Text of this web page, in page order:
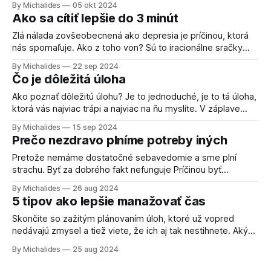
vytvárame. O tom ako zachovať pokoj aj vo vypätých
situáciách, sa veľmi dobre hovorí, ale trochu ťažšie sa to
vykoná. Môj
By Michalides 05 okt 2024
Ako sa cítiť lepšie do 3 minút
Zlá nálada zovšeobecnená ako depresia je príčinou, ktorá
nás spomaľuje. Ako z toho von? Sú to iracionálne sračky
Uvedomiť si, že nálada, ktorú máme, je tu len teraz
neznamená, že to bude aj zajtra. Neznamená, že to bude o
5 minút
By Michalides 22 sep 2024
Čo je dôležitá úloha
Ako poznať dôležitú úlohu? Je to jednoduché, je to tá úloha,
ktorá vás najviac trápi a najviac na ňu myslíte. V záplave
iných čiastkových vecí, je to práve tá úloha, ktorú treba
vyriešiť ako prvú alebo čím skôr. V minulosti som bol
notorickým
By Michalides 15 sep 2024
Prečo nezdravo plníme potreby iných
Pretože nemáme dostatočné sebavedomie a sme plní
strachu. Byť za dobrého fakt nefunguje Príčinou byť
plníme potreby iných a nevieme povedať nie. Semináre na
to, ako si lepšie manažovať čas a ako sa naučiť povedať nie,
fungovať nebudú. Môžu nadchnúť a netvrdím, že
By Michalides 26 aug 2024
5 tipov ako lepšie manažovať čas
Skončite so zažitým plánovaním úloh, ktoré už vopred
nedávajú zmysel a tiež viete, že ich aj tak nestihnete. Aký
plniť zoznam úloh taskami, ktoré skrátka vieme, že
By Michalides 25 aug 2024